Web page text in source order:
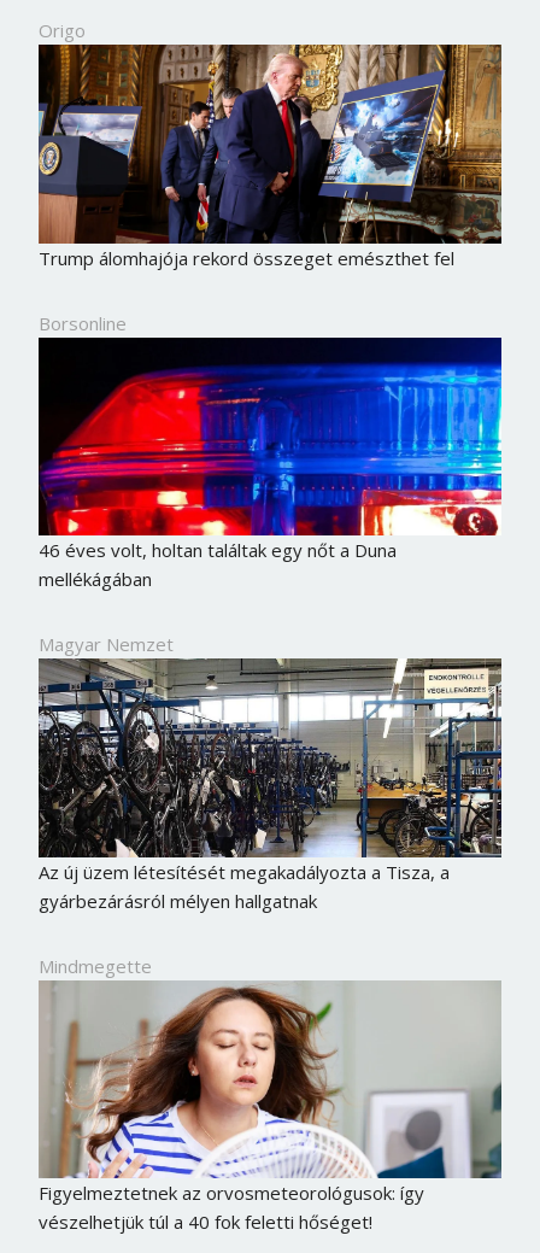
Origo
Trump álomhajója rekord összeget emészthet fel
Borsonline
46 éves volt, holtan találtak egy nőt a Duna
mellékágában
Magyar Nemzet
Az új üzem létesítését megakadályozta a Tisza, a
gyárbezárásról mélyen hallgatnak
Mindmegette
Figyelmeztetnek az orvosmeteorológusok: így
vészelhetjük túl a 40 fok feletti hőséget!